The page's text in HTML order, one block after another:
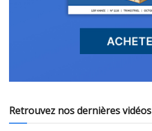
Retrouvez nos dernières vidéos